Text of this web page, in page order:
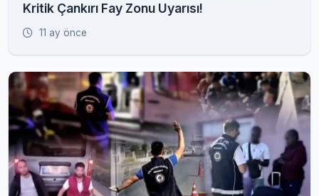
Kritik Çankırı Fay Zonu Uyarısı!
11 ay önce